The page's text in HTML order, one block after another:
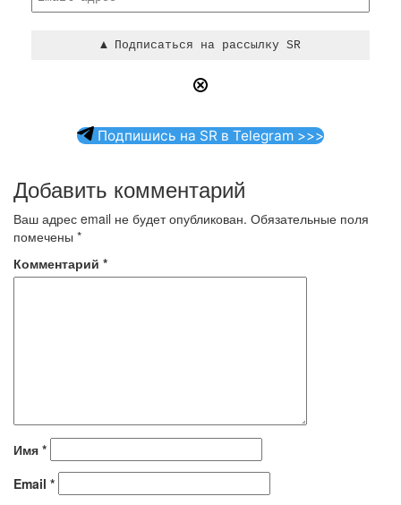
Подпишись на SR в Telegram >>>
Добавить комментарий
Ваш адрес email не будет опубликован. Обязательные поля
помечены *
Комментарий *
Имя *
Email *